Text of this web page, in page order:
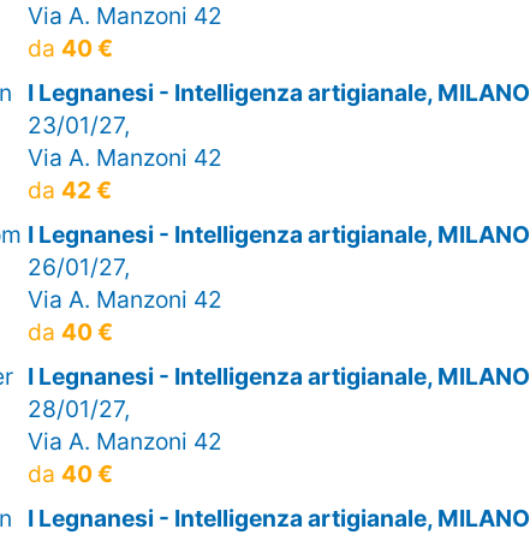
Via A. Manzoni 42
da 40 €
I Legnanesi - Intelligenza artigianale, MILANO
23/01/27,
Via A. Manzoni 42
da 42 €
I Legnanesi - Intelligenza artigianale, MILANO
26/01/27,
Via A. Manzoni 42
da 40 €
I Legnanesi - Intelligenza artigianale, MILANO
28/01/27,
Via A. Manzoni 42
da 40 €
I Legnanesi - Intelligenza artigianale, MILANO